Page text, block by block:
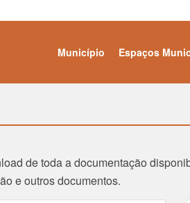
Município Espaços
de toda a documentação
e outros documentos.